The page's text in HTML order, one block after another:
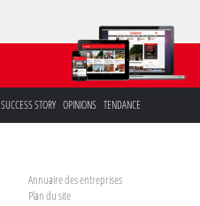
SUCCESS STORY OPINIONS TENDANCE
Annuaire des entreprises
Plan du site